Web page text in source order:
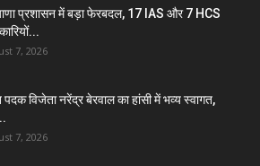
प्रशासन में बड़ा फेरबदल, 17 IAS और 7 HCS
7, 2026
विजेता नरेंद्र बेरवाल का हांसी में भव्य स्वागत,
7, 2026